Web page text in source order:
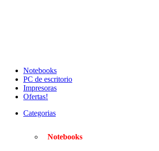
Notebooks
PC de escritorio
Impresoras
Ofertas!
Categorias
Notebooks